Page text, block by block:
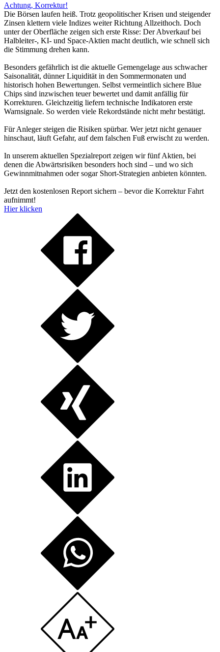
Achtung, Korrektur!
Die Börsen laufen heiß. Trotz geopolitischer Krisen und steigender
Zinsen klettern viele Indizes weiter Richtung Allzeithoch. Doch
unter der Oberfläche zeigen sich erste Risse: Der Abverkauf bei
Halbleiter-, KI- und Space-Aktien macht deutlich, wie schnell sich
die Stimmung drehen kann.
Besonders gefährlich ist die aktuelle Gemengelage aus schwacher
Saisonalität, dünner Liquidität in den Sommermonaten und
historisch hohen Bewertungen. Selbst vermeintlich sichere Blue
Chips sind inzwischen teuer bewertet und damit anfällig für
Korrekturen. Gleichzeitig liefern technische Indikatoren erste
Warnsignale. So werden viele Rekordstände nicht mehr bestätigt.
Für Anleger steigen die Risiken spürbar. Wer jetzt nicht genauer
hinschaut, läuft Gefahr, auf dem falschen Fuß erwischt zu werden.
In unserem aktuellen Spezialreport zeigen wir fünf Aktien, bei
denen die Abwärtsrisiken besonders hoch sind – und wo sich
Gewinnmitnahmen oder sogar Short-Strategien anbieten könnten.
Jetzt den kostenlosen Report sichern – bevor die Korrektur Fahrt
aufnimmt!
Hier klicken